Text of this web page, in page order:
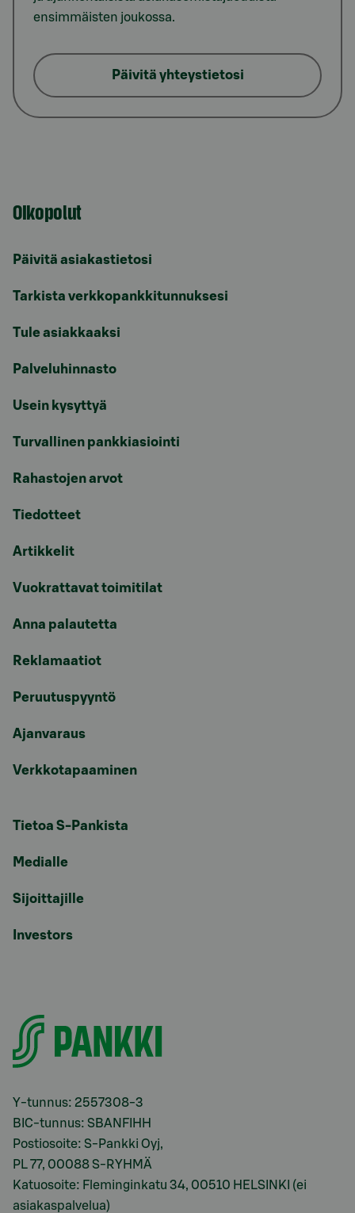
ensimmäisten joukossa.
Päivitä yhteystietosi
Oikopolut
Päivitä asiakastietosi
Tarkista verkkopankkitunnuksesi
Tule asiakkaaksi
Palveluhinnasto
Usein kysyttyä
Turvallinen pankkiasiointi
Rahastojen arvot
Tiedotteet
Artikkelit
Vuokrattavat toimitilat
Anna palautetta
Reklamaatiot
Peruutuspyyntö
Ajanvaraus
Verkkotapaaminen
Tietoa S-Pankista
Medialle
Sijoittajille
Investors
Y-tunnus: 2557308-3
BIC-tunnus: SBANFIHH
Postiosoite: S-Pankki Oyj,
PL 77, 00088 S-RYHMÄ
Katuosoite: Fleminginkatu 34, 00510 HELSINKI (ei
asiakaspalvelua)